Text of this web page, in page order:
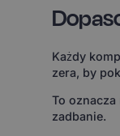
Każdy
zera, by
To
zadbanie.